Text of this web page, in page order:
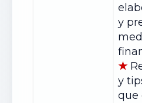
y
★
y
que